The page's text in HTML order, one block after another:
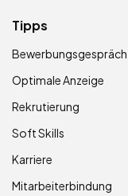
Tipps
Bewerbungsgespräch
Optimale Anzeige
Rekrutierung
Soft Skills
Karriere
Mitarbeiterbindung